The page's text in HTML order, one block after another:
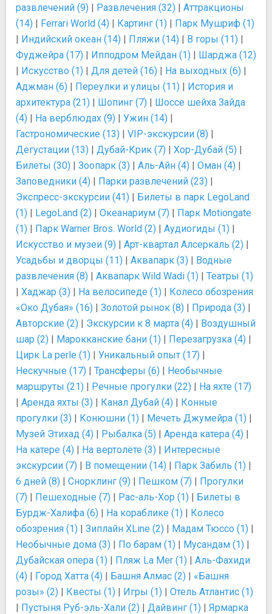
развлечений (9) | Развлечения (32) | Аттракционы
(14) | Ferrari World (4) | Картинг (1) | Парк Мушриф (1)
| Индийский океан (14) | Пляжи (14) | В горы (11) |
Фуджейра (17) | Ипподром Мейдан (1) | Шарджа (12)
| Искусство (1) | Для детей (16) | На выходных (6) |
Аджман (6) | Переулки и улицы (11) | История и
архитектура (21) | Шопинг (7) | Шоссе шейха Зайда
(4) | На верблюдах (9) | Ужин (14) |
Гастрономические (13) | VIP-экскурсии (8) |
Дегустации (13) | Дубай-Крик (7) | Хор-Дубай (5) |
Билеты (30) | Зоопарк (3) | Аль-Айн (4) | Оман (4) |
Заповедники (4) | Парки развлечений (23) |
Экспресс-экскурсии (41) | Билеты в парк LegoLand
(1) | LegoLand (2) | Океанариум (7) | Парк Motiongate
(1) | Парк Warner Bros. World (2) | Аудиогиды (1) |
Искусство и музеи (9) | Арт-квартал Алсеркаль (2) |
Усадьбы и дворцы (11) | Аквапарк (3) | Водные
развлечения (8) | Аквапарк Wild Wadi (1) | Театры (1)
| Хаджар (3) | На велосипеде (1) | Колесо обозрения
«Око Дубая» (16) | Золотой рынок (8) | Природа (3) |
Авторские (2) | Экскурсии к 8 марта (4) | Воздушный
шар (2) | Марокканские бани (1) | Перезагрузка (4) |
Цирк La perle (1) | Уникальный опыт (17) |
Нескучные (17) | Трансферы (6) | Необычные
маршруты (21) | Речные прогулки (22) | На яхте (17)
| Аренда яхты (3) | Канал Дубай (4) | Конные
прогулки (3) | Конюшни (1) | Мечеть Джумейра (1) |
Музей Этихад (4) | Рыбалка (5) | Аренда катера (4) |
На катере (4) | На вертолёте (3) | Интересные
экскурсии (7) | В помещении (14) | Парк Забиль (1) |
6 дней (8) | Снорклинг (9) | Пешком (7) | Прогулки
(7) | Пешеходные (7) | Рас-аль-Хор (1) | Билеты в
Бурдж-Халифа (6) | На кораблике (1) | Колесо
обозрения (1) | Зиплайн XLine (2) | Мадам Тюссо (1) |
Необычные дома (3) | По барам (1) | Мусандам (1) |
Дубайская опера (1) | Пляж La Mer (1) | Аль-Фахиди
(4) | Город Хатта (4) | Башня Алмас (2) | «Башня
розы» (2) | Квесты (1) | Игры (1) | Отель Атлантис (1)
| Пустыня Руб-эль-Хали (2) | Дайвинг (1) | Ярмарка